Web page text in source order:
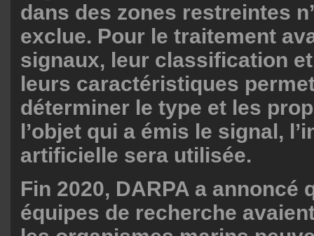
dans des zones restreintes
exclue. Pour le traitement
signaux, leur classification
leurs caractéristiques
déterminer le type et les
l’objet qui a émis le signal,
artificielle sera utilisée.
Fin 2020, DARPA a annoncé
équipes de recherche